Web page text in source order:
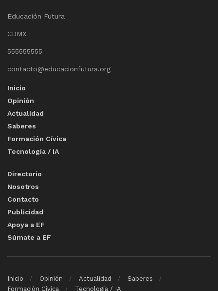
Educación Futura
CDMX
555555555
contacto@educacionfutura.org
Inicio
Opinión
Actualidad
Saberes
Formación Cívica
Tecnología / IA
Directorio
Nosotros
Contacto
Publicidad
Apoya a EF
Súmate a EF
Inicio Opinión Actualidad
Saberes
Formación Cívica
Tecnología / IA